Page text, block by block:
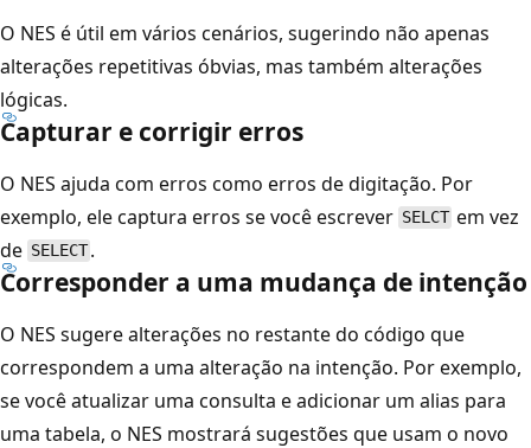
O NES é útil em vários cenários, sugerindo não apenas
alterações repetitivas óbvias, mas também alterações
lógicas.
Capturar e corrigir erros
O NES ajuda com erros como erros de digitação. Por
exemplo, ele captura erros se você escrever SELCT em vez
de SELECT .
Corresponder a uma mudança de intenção
O NES sugere alterações no restante do código que
correspondem a uma alteração na intenção. Por exemplo,
se você atualizar uma consulta e adicionar um alias para
uma tabela, o NES mostrará sugestões que usam o novo